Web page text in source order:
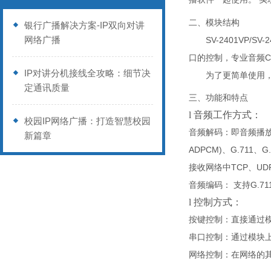
银行广播解决方案-IP双向对讲
网络广播
IP对讲分机接线全攻略：细节决
定通讯质量
校园IP网络广播：打造智慧校园
新篇章
二、模块结构
SV-2401VP/SV-
口的控制， 专业音频C
为了更简单使用
三、功能和特点
l 音频工作方式：
音频解码 ： 即音频播
ADPCM)、 G.711 、
接收网络中TCP、
音频编码 ： 支持
l 控制方式：
按键控制： 直接通过
串口控制： 通过模块
网络控制： 在网络的